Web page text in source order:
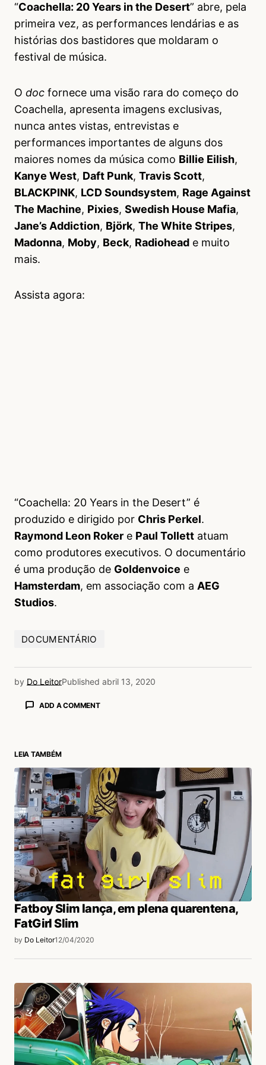
“Coachella: 20 Years in the Desert” abre, pela
primeira vez, as performances lendárias e as
histórias dos bastidores que moldaram o
festival de música.
O doc fornece uma visão rara do começo do
Coachella, apresenta imagens exclusivas,
nunca antes vistas, entrevistas e
performances importantes de alguns dos
maiores nomes da música como Billie Eilish,
Kanye West, Daft Punk, Travis Scott,
BLACKPINK, LCD Soundsystem, Rage Against
The Machine, Pixies, Swedish House Mafia,
Jane’s Addiction, Björk, The White Stripes,
Madonna, Moby, Beck, Radiohead e muito
mais.
Assista agora:
“Coachella: 20 Years in the Desert” é
produzido e dirigido por Chris Perkel.
Raymond Leon Roker e Paul Tollett atuam
como produtores executivos. O documentário
é uma produção de Goldenvoice e
Hamsterdam, em associação com a AEG
Studios.
DOCUMENTÁRIO
by Do LeitorPublished abril 13, 2020
ADD A COMMENT
LEIA TAMBÉM
Fatboy Slim lança, em plena quarentena,
FatGirl Slim
by Do Leitor12/04/2020